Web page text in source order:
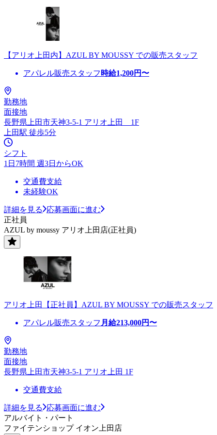
【アリオ上田内】AZUL BY MOUSSY での販売スタッフ
アパレル販売スタッフ 時給1,200円〜
勤務地
面接地
長野県上田市天神3-5-1 アリオ上田 1F
上田駅 徒歩5分
シフト
1日7時間 週3日からOK
交通費支給
未経験OK
詳細を見る
応募画面に進む
正社員
AZUL by moussy アリオ上田店(正社員)
アリオ上田【正社員】AZUL BY MOUSSY での販売スタッフ
アパレル販売スタッフ 月給213,000円〜
勤務地
面接地
長野県上田市天神3-5-1 アリオ上田 1F
交通費支給
詳細を見る
応募画面に進む
アルバイト・パート
ファイテンショップ イオン上田店